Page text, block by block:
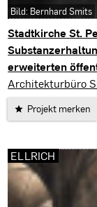
Stadtkirche St.
erweiterten
Weißensee
Architekturbüro
Projekt merken
Bild: Bernhard Smits
ELLRICH